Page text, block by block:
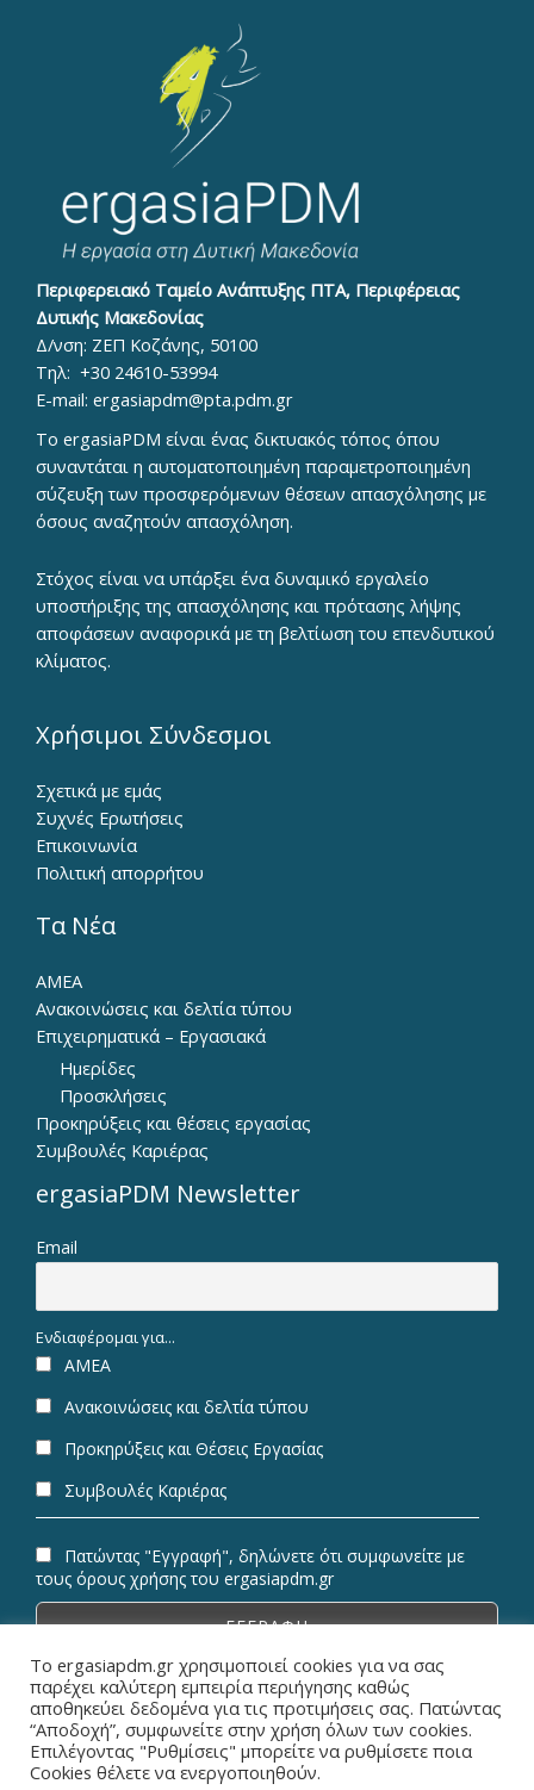
Περιφερειακό Ταμείο Ανάπτυξης ΠΤΑ, Περιφέρειας
Δυτικής Μακεδονίας
Δ/νση: ΖΕΠ Κοζάνης, 50100
Τηλ: +30 24610-53994
E-mail: ergasiapdm@pta.pdm.gr
To ergasiaPDM είναι ένας δικτυακός τόπος όπου
συναντάται η αυτοματοποιημένη παραμετροποιημένη
σύζευξη των προσφερόμενων θέσεων απασχόλησης με
όσους αναζητούν απασχόληση.
Στόχος είναι να υπάρξει ένα δυναμικό εργαλείο
υποστήριξης της απασχόλησης και πρότασης λήψης
αποφάσεων αναφορικά με τη βελτίωση του επενδυτικού
κλίματος.
Χρήσιμοι Σύνδεσμοι
Σχετικά με εμάς
Συχνές Ερωτήσεις
Επικοινωνία
Πολιτική απορρήτου
Τα Νέα
ΑΜΕΑ
Ανακοινώσεις και δελτία τύπου
Επιχειρηματικά – Εργασιακά
Ημερίδες
Προσκλήσεις
Προκηρύξεις και θέσεις εργασίας
Συμβουλές Καριέρας
ergasiaPDM Newsletter
Email
Ενδιαφέρομαι για...
ΑΜΕΑ
Ανακοινώσεις και δελτία τύπου
Προκηρύξεις και Θέσεις Εργασίας
Συμβουλές Καριέρας
Πατώντας "Εγγραφή", δηλώνετε ότι συμφωνείτε με
τους όρους χρήσης του ergasiapdm.gr
© Copyright 2026 ErgasiaPDM | All Rights Reserved.
Designed & Powered byMetaminds Innovations
Το ergasiapdm.gr χρησιμοποιεί cookies για να σας
παρέχει καλύτερη εμπειρία περιήγησης καθώς
αποθηκεύει δεδομένα για τις προτιμήσεις σας. Πατώντας
“Αποδοχή”, συμφωνείτε στην χρήση όλων των cookies.
Επιλέγοντας "Ρυθμίσεις" μπορείτε να ρυθμίσετε ποια
Cookies θέλετε να ενεργοποιηθούν.